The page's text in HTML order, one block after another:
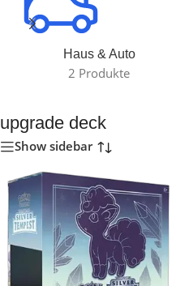
Haus & Auto
2 Produkte
upgrade deck
Show sidebar